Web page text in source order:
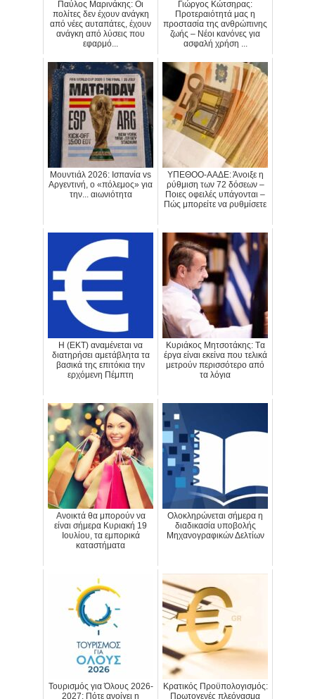
Παύλος Μαρινάκης: Οι
πολίτες δεν έχουν ανάγκη
από νέες αυταπάτες, έχουν
ανάγκη από λύσεις που
εφαρμό...
Γιώργος Κώτσηρας:
Προτεραιότητά μας η
προστασία της ανθρώπινης
ζωής – Νέοι κανόνες για
ασφαλή χρήση ...
Μουντιάλ 2026: Ισπανία vs
Αργεντινή, ο «πόλεμος» για
την... αιωνιότητα
ΥΠΕΘΟΟ-ΑΑΔΕ: Άνοιξε η
ρύθμιση των 72 δόσεων –
Ποιες οφειλές υπάγονται –
Πώς μπορείτε να ρυθμίσετε
H (ΕΚΤ) αναμένεται να
διατηρήσει αμετάβλητα τα
βασικά της επιτόκια την
ερχόμενη Πέμπτη
Κυριάκος Μητσοτάκης: Tα
έργα είναι εκείνα που τελικά
μετρούν περισσότερο από
τα λόγια
Ανοικτά θα μπορούν να
είναι σήμερα Κυριακή 19
Ιουλίου, τα εμπορικά
καταστήματα
Ολοκληρώνεται σήμερα η
διαδικασία υποβολής
Μηχανογραφικών Δελτίων
Τουρισμός για Όλους 2026-
2027: Πότε ανοίγει η
Κρατικός Προϋπολογισμός:
Πρωτογενές πλεόνασμα